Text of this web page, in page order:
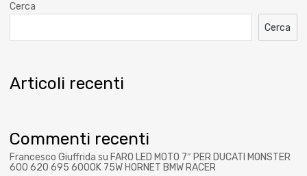
Cerca
Cerca
Articoli recenti
Commenti recenti
Francesco Giuffrida su FARO LED MOTO 7″ PER DUCATI MONSTER
600 620 695 6000K 75W HORNET BMW RACER